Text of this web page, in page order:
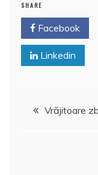
k
SHARE
Facebook
Linkedin
Navigare
Vrăjitoare